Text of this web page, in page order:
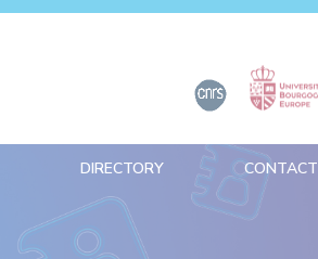
DIRECTORY CONTACT